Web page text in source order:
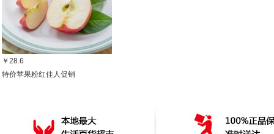
￥28.6
特价苹果粉红佳人促销